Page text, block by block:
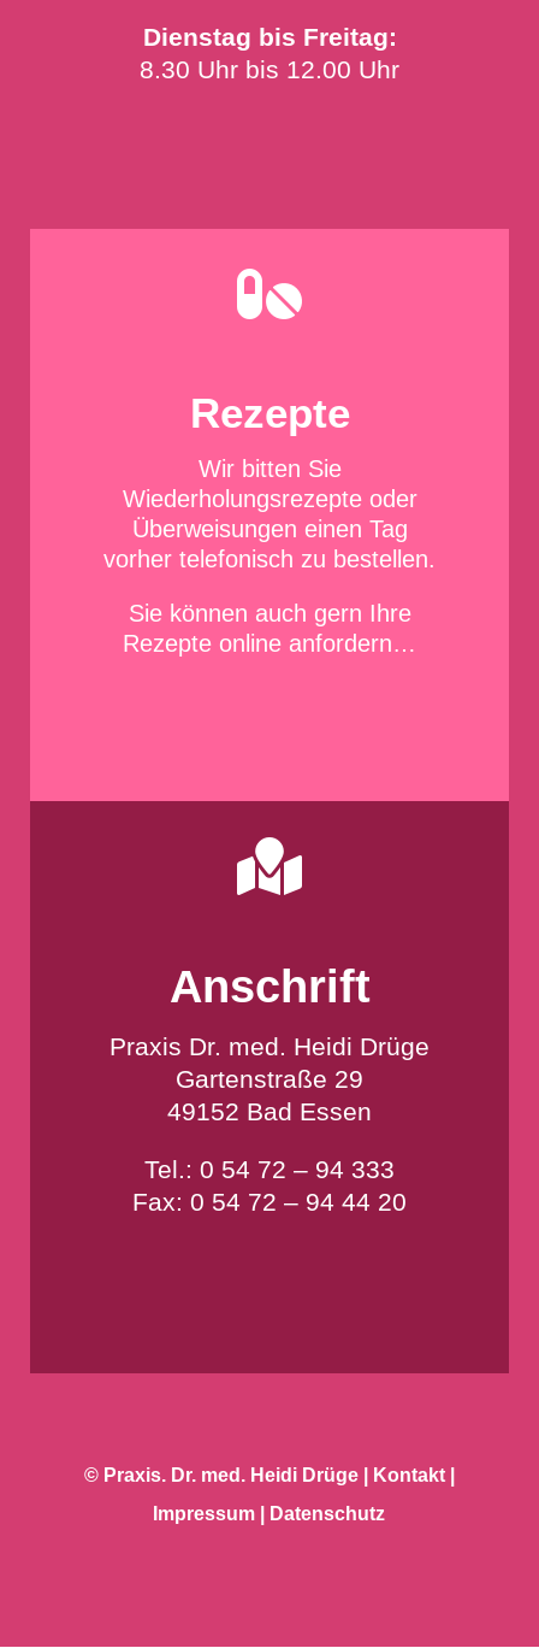
Dienstag bis Freitag:
8.30 Uhr bis 12.00 Uhr

Rezepte
Wir bitten Sie
Wiederholungsrezepte oder
Überweisungen einen Tag
vorher telefonisch zu bestellen.
Sie können auch gern Ihre
Rezepte online anfordern…

Anschrift
Praxis Dr. med. Heidi Drüge
Gartenstraße 29
49152 Bad Essen
Tel.: 0 54 72 – 94 333
Fax: 0 54 72 – 94 44 20
© Praxis. Dr. med. Heidi Drüge| Kontakt|
Impressum
Datenschutz